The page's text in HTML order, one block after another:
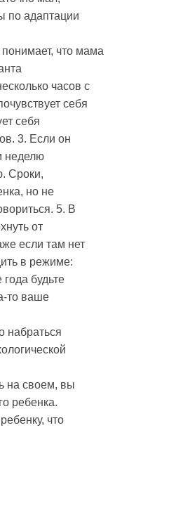
по адаптации
что мама
часов с
себя
себя
3. Если он
неделю
Сроки,
но не
5. В
от
если там нет
в режиме:
будьте
то ваше
набраться
на своем, вы
ребенка.
что